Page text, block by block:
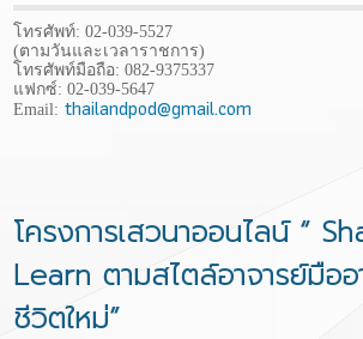
โทรศัพท์: 02-039-5527
(ตามวันและเวลาราชการ)
โทรศัพท์มือถือ: 082-9375337
แฟกซ์: 02-039-5647
Email: thailandpod@gmail.com
โครงการเสวนาออนไลน์ “
Learn ตามสไตล์อาจารย์มือ
ชีวิตใหม่”